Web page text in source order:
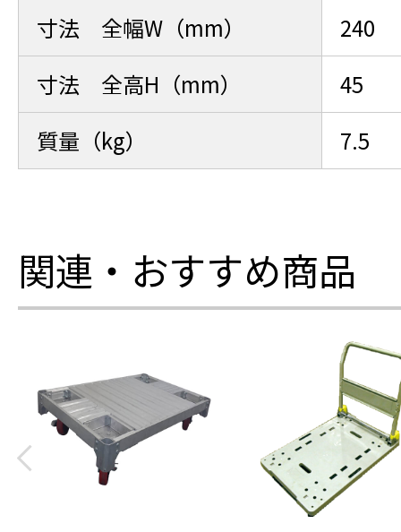
寸法 全幅W（mm）
240
寸法 全高H（mm）
45
質量（kg）
7.5
関連・おすすめ商品